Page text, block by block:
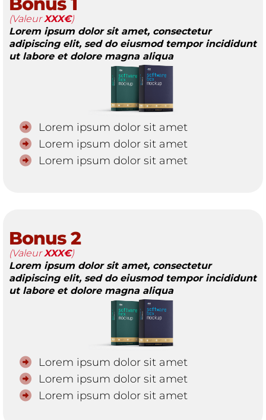
(ValeurXXX€)
Lorem ipsum dolor sit amet, consectetur
adipiscing elit, sed do eiusmod tempor incididunt
ut labore et dolore magna aliqua
Lorem ipsum dolor sit amet
Lorem ipsum dolor sit amet
Lorem ipsum dolor sit amet
Bonus 2
(ValeurXXX€)
Lorem ipsum dolor sit amet, consectetur
adipiscing elit, sed do eiusmod tempor incididunt
ut labore et dolore magna aliqua
Lorem ipsum dolor sit amet
Lorem ipsum dolor sit amet
Lorem ipsum dolor sit amet